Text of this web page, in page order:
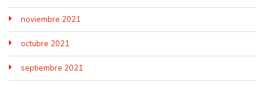
noviembre 2021
octubre 2021
septiembre 2021